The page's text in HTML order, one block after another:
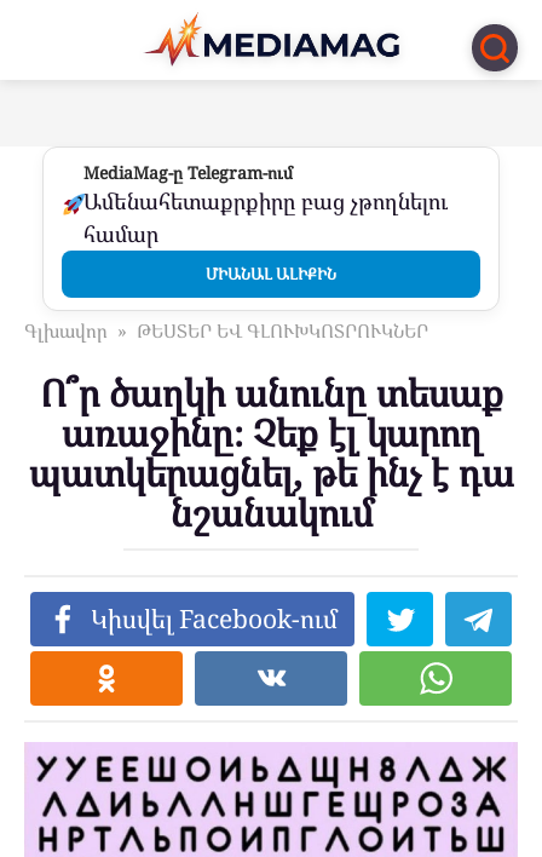
Перейти
контенту
MediaMag-ը Telegram-ում
Ամենահետաքրքիրը բաց չթողնելու
համար
ՄԻԱՆԱԼ ԱԼԻՔԻՆ
Գլխավոր » ԹԵՍՏԵՐ ԵՎ ԳԼՈՒԽԿՈՏՐՈՒԿՆԵՐ
Ո՞ր ծաղկի անունը տեսաք
առաջինը։ Չեք էլ կարող
պատկերացնել, թե ինչ է դա
նշանակում
Կիսվել Facebook-ում